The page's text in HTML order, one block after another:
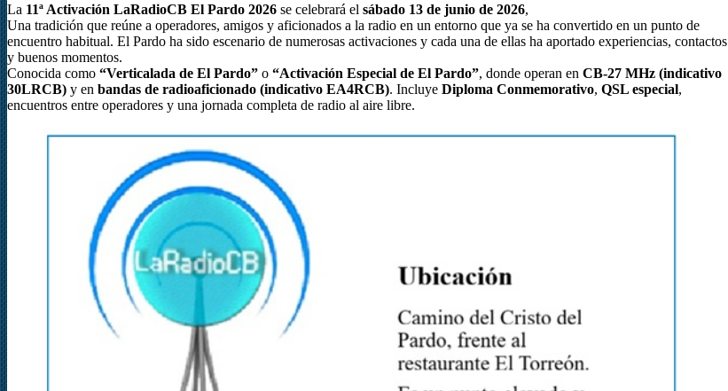
La 11ª Activación LaRadioCB El Pardo 2026 se celebrará el sábado 13 de junio de 2026,
Una tradición que reúne a operadores, amigos y aficionados a la radio en un entorno que ya se ha convertido en un punto de
encuentro habitual. El Pardo ha sido escenario de numerosas activaciones y cada una de ellas ha aportado experiencias, contactos
y buenos momentos.
Conocida como “Verticalada de El Pardo” o “Activación Especial de El Pardo”, donde operan en CB‑27 MHz (indicativo
30LRCB) y en bandas de radioaficionado (indicativo EA4RCB). Incluye Diploma Conmemorativo, QSL especial,
encuentros entre operadores y una jornada completa de radio al aire libre.